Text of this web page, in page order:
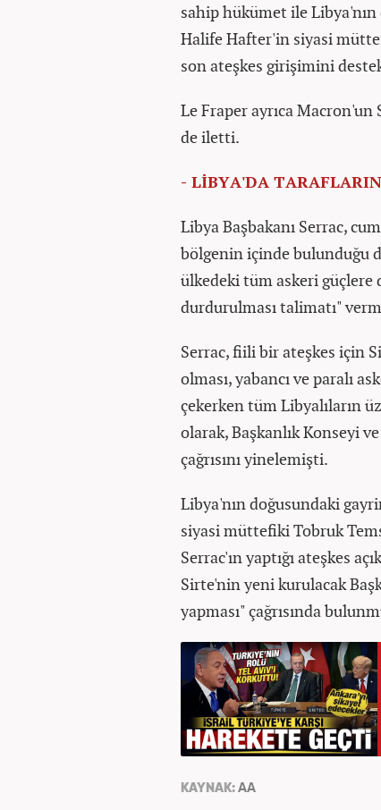
sahip hükümet ile
Halife Hafter'in siyasi
son ateşkes girişimini
Le Fraper ayrıca Macron'un
de iletti.
- LİBYA'DA
Libya Başbakanı Serrac,
bölgenin içinde bulunduğu
ülkedeki tüm askeri güçlere
durdurulması talimatı"
Serrac, fiili bir ateşkes için
olması, yabancı ve paralı
çekerken tüm Libyalıların
olarak, Başkanlık Konseyi
çağrısını yinelemişti.
Libya'nın doğusundaki
siyasi müttefiki Tobruk
Serrac'ın yaptığı ateşkes
Sirte'nin yeni kurulacak
yapması" çağrısında
KAYNAK: AA